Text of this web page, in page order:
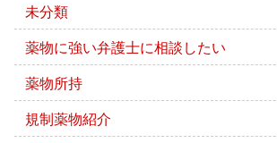
未分類
薬物に強い弁護士に相談したい
薬物所持
規制薬物紹介